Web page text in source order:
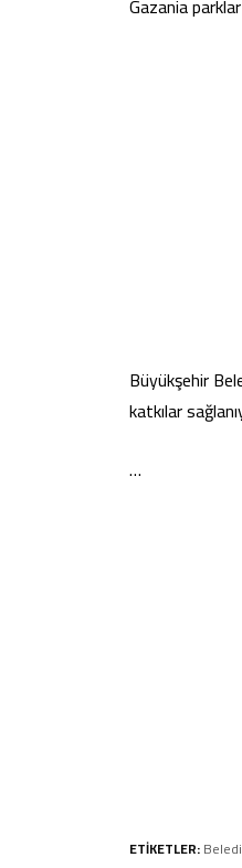
Gazania
Büyükşehir
katkılar
…
ETİKETLER: